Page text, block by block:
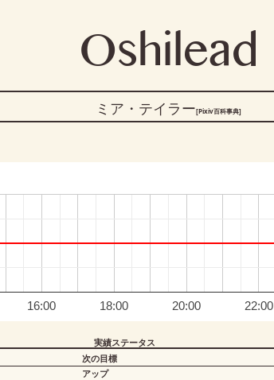
Oshilead
ミア・テイラー[Pixiv百科事典]
16:00 18:00 20:00 22:00
実績ステータス
次の目標
アップ